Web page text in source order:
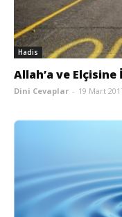
Hadis
Allah’a ve Elçisine
Dini Cevaplar - 19 Mart